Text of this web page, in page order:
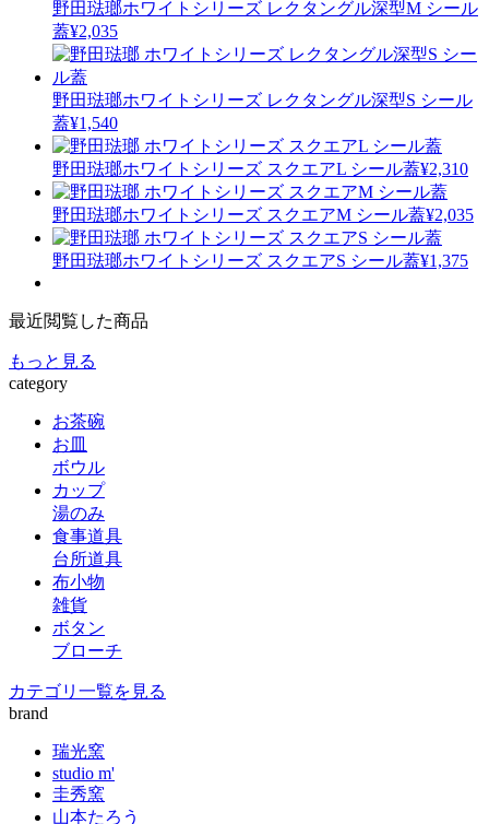
野田琺瑯ホワイトシリーズ レクタングル深型M シール
蓋¥2,035
野田琺瑯ホワイトシリーズ レクタングル深型S シール
蓋¥1,540
野田琺瑯ホワイトシリーズ スクエアL シール蓋¥2,310
野田琺瑯ホワイトシリーズ スクエアM シール蓋¥2,035
野田琺瑯ホワイトシリーズ スクエアS シール蓋¥1,375
最近閲覧した商品
もっと見る
category
お茶碗
お皿
ボウル
カップ
湯のみ
食事道具
台所道具
布小物
雑貨
ボタン
ブローチ
カテゴリ一覧を見る
brand
瑞光窯
studio m'
圭秀窯
山本たろう